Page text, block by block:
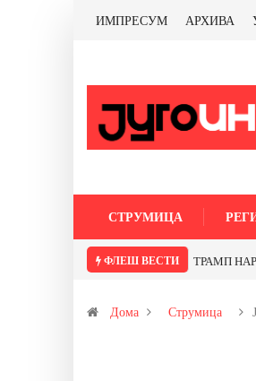
ИМПРЕСУМ АРХИВА
СТРУМИЦА
ФЛЕШ ВЕСТИ ТРАМП
Дома Струмица